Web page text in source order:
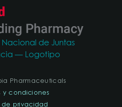
Pharmaceuticals
y condiciones
de privacidad